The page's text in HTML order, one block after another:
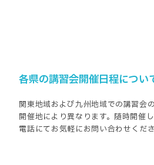
各県の講習会開催日程につい
関東地域および九州地域での講習会
開催地により異なります。随時開催
電話にてお気軽にお問い合わせくださ